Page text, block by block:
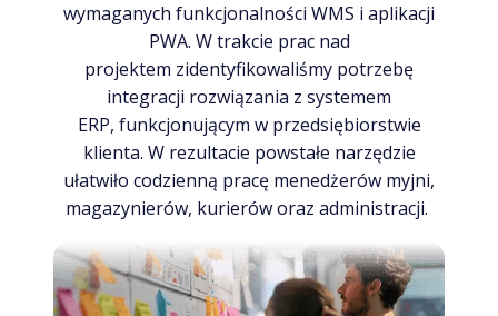
wymaganych funkcjonalności WMS i aplikacji
PWA. W trakcie prac nad
projektem zidentyfikowaliśmy potrzebę
integracji rozwiązania z systemem
ERP, funkcjonującym w przedsiębiorstwie
klienta. W rezultacie powstałe narzędzie
ułatwiło codzienną pracę menedżerów myjni,
magazynierów, kurierów oraz administracji.